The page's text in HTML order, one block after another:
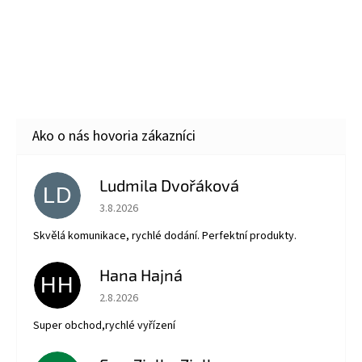
LD Ludmila Dvořáková
Hodnotenie obchodu je 5 z 5 hviezdičiek.
3.8.2026
Skvělá komunikace, rychlé dodání. Perfektní produkty.
HH Hana Hajná
Hodnotenie obchodu je 5 z 5 hviezdičiek.
2.8.2026
Super obchod,rychlé vyřízení